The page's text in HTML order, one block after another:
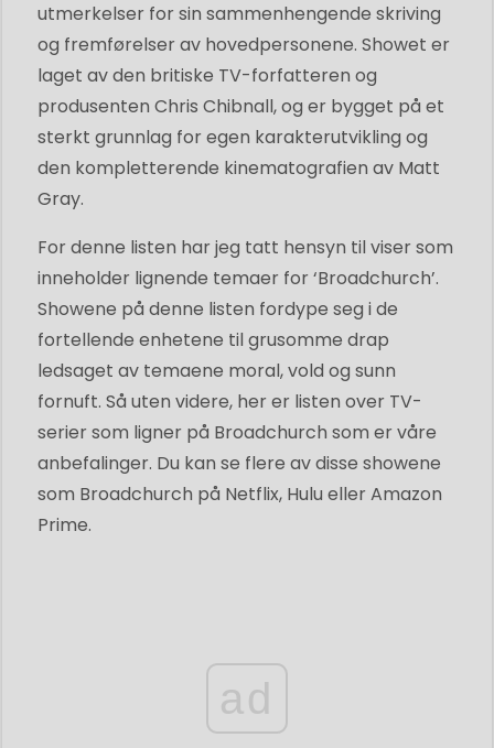
utmerkelser for sin sammenhengende skriving
og fremførelser av hovedpersonene. Showet er
laget av den britiske TV-forfatteren og
produsenten Chris Chibnall, og er bygget på et
sterkt grunnlag for egen karakterutvikling og
den kompletterende kinematografien av Matt
Gray.
For denne listen har jeg tatt hensyn til viser som
inneholder lignende temaer for ‘Broadchurch’.
Showene på denne listen fordype seg i de
fortellende enhetene til grusomme drap
ledsaget av temaene moral, vold og sunn
fornuft. Så uten videre, her er listen over TV-
serier som ligner på Broadchurch som er våre
anbefalinger. Du kan se flere av disse showene
som Broadchurch på Netflix, Hulu eller Amazon
Prime.
ad